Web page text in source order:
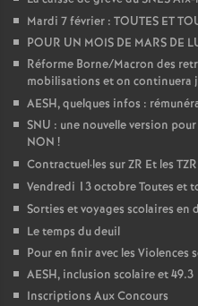
Mardi 7 février : TOUTES ET
POUR UN MOIS DE MARS DE
Réforme Borne/Macron des
mobilisations et on continuera
AESH, quelques infos :
SNU : une nouvelle version
NON !
Contractuel·les sur ZR Et les
Vendredi 13 octobre Toutes et
Sorties et voyages scolaires en
Le temps du deuil
Pour en finir avec les Violences
AESH, inclusion scolaire et 49.3
Inscriptions Aux Concours